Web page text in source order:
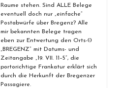
Raume stehen. Sind ALLE Belege
eventuell doch nur „einfache“
Postabwürfe über Bregenz? Alle
mir bekannten Belege tragen
eben zur Entwertung den Orts-ʘ
„BREGENZ“ mit Datums- und
Zeitangabe „19. VII. 11–5“, die
portorichtige Frankatur erklärt sich
durch die Herkunft der Bregenzer
Passagiere.